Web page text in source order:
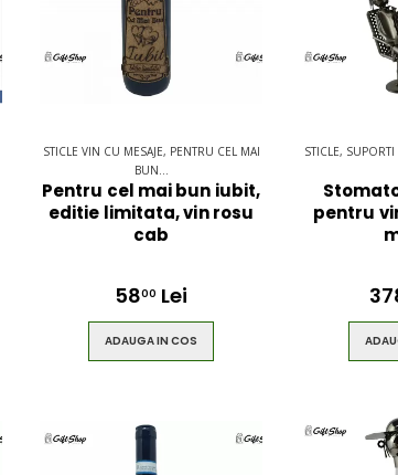
STICLE VIN CU MESAJE, PENTRU CEL MAI
BUN...
Pentru cel mai bun iubit,
editie limitata, vin rosu
cab
5800 Lei
ADAUGA IN COS
STICLE,
pentru